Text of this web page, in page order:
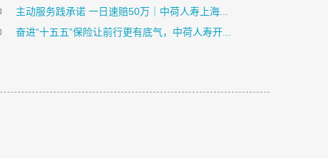
主动服务践承诺 一日速赔50万｜中荷人寿上海...
奋进“十五五”保险让前行更有底气，中荷人寿开...